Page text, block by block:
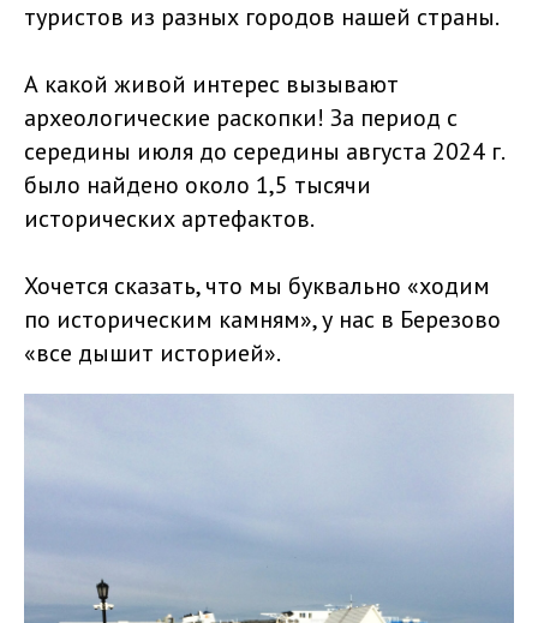
туристов из разных городов нашей страны.
А какой живой интерес вызывают
археологические раскопки! За период с
середины июля до середины августа 2024 г.
было найдено около 1,5 тысячи
исторических артефактов.
Хочется сказать, что мы буквально «ходим
по историческим камням», у нас в Березово
«все дышит историей».